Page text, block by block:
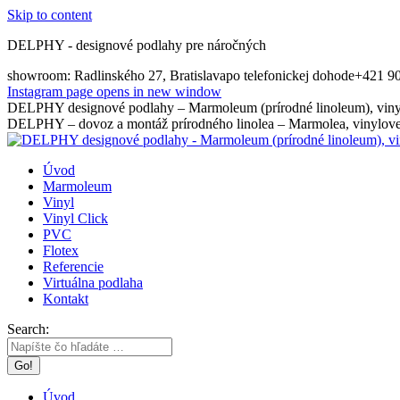
Skip to content
DELPHY - designové podlahy pre náročných
showroom: Radlinského 27, Bratislavapo telefonickej dohode+421
Instagram page opens in new window
DELPHY designové podlahy – Marmoleum (prírodné linoleum),
DELPHY – dovoz a montáž prírodného linolea – Marmolea,
Úvod
Marmoleum
Vinyl
Vinyl Click
PVC
Flotex
Referencie
Virtuálna podlaha
Kontakt
Search:
Úvod